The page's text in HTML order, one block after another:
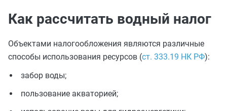
Как рассчитать водный налог
Объектами налогообложения являются различные
способы использования ресурсов (ст. 333.19 НК РФ):
забор воды;
пользование акваторией;